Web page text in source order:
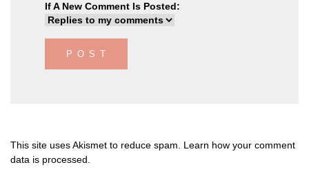
If A New Comment Is Posted:
This site uses Akismet to reduce spam. Learn how your comment
data is processed.